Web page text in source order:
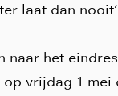
laat dan
naar het
vrijdag 1